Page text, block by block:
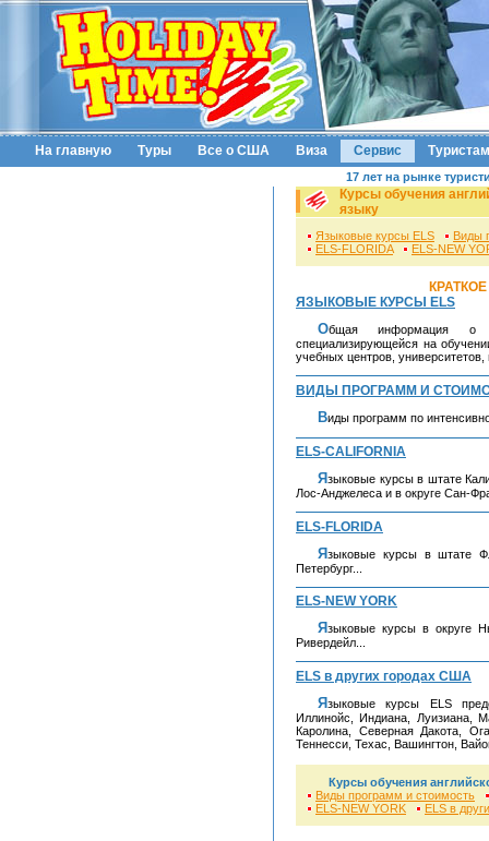
На главную Туры Все о США Виза Сервис Туристам
17 лет на рынке
Курсы обучения
языку
Языковые курсы ELS
Виды
ELS-FLORIDA
ELS-NEW
ЯЗЫКОВЫЕ КУРСЫ ELS
Общая информация о программе ELS (English Language Studies),
специализирующейся на
учебных центров, университетов,
ВИДЫ ПРОГРАММ И
Виды программ по
ELS-CALIFORNIA
Языковые курсы в штате Калифорния в городах Санта-Барбара, Сан-Диего, в округе
Лос-Анджелеса и в округе Сан-
ELS-FLORIDA
Языковые курсы в штате Флорида в городах: Мельбурн, Майами Шорс, Санкт-
Петербург...
ELS-NEW YORK
Языковые курсы в округе Нью-Йорка в районах Гарден Сити, Манхэттен, Тинек,
Ривердейл...
ELS в других городах США
Языковые курсы ELS представлены в штатах: Колорадо, Джорджия, Айдахо,
Иллинойс, Индиана, Луизиана,
Каролина, Северная Дакота,
Теннесси, Техас, Вашингтон,
Курсы обучения
Виды программ и стоимость
ELS-NEW YORK
ELS в